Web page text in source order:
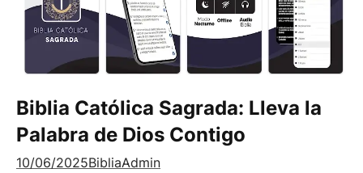
Biblia Católica Sagrada: Lleva la
Palabra de Dios Contigo
10/06/2025BibliaAdmin